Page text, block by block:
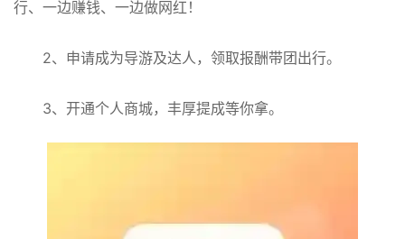
行、一边赚钱、一边做网红！
2、申请成为导游及达人，领取报酬带团出行。
3、开通个人商城，丰厚提成等你拿。